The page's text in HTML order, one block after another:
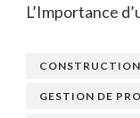
L’Importance
CONSTRUCTION
GESTION DE